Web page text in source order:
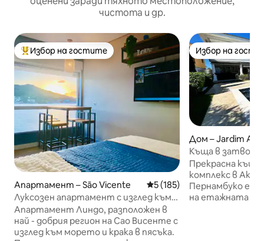
чистота и др.
Най-популярен избор на гостите
Избор на гостите
Апартамент – São Vicente Средна оценка: 5 от 5,
5 (185)
Луксозен апартамент с изглед към
морето, страхотно
местоположение!
Апартамент Линдо, разположен в
най - добрия регион на Сао Висенте с
изглед към морето и крака в пясъка.
Избор на
Избор на
Дом – Jardim
Къща в
Гуаружа, J.
Прекрасна къща
комплекс в Акапулко!
Пернамбуко е
на етажната